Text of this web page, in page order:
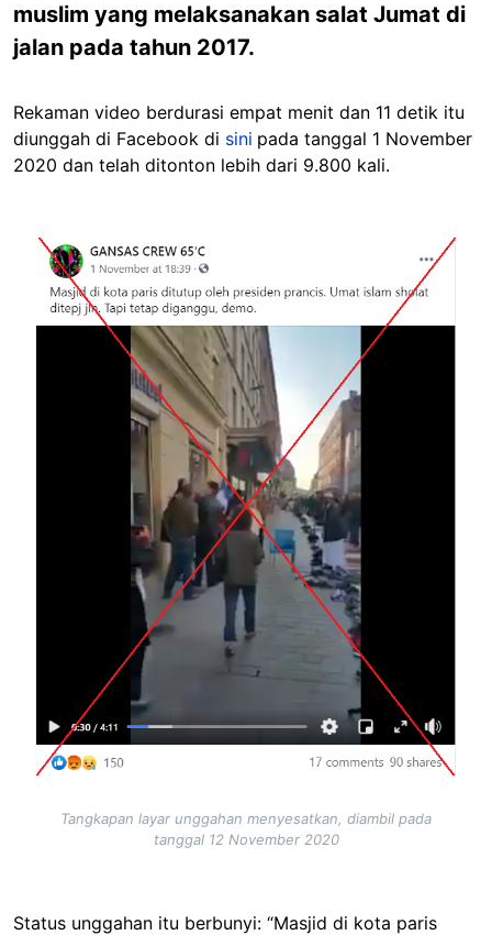
muslim yang melaksanakan salat Jumat di
jalan pada tahun 2017.
Rekaman video berdurasi empat menit dan 11 detik itu
diunggah di Facebook di sini pada tanggal 1 November
2020 dan telah ditonton lebih dari 9.800 kali.
Image
Tangkapan layar unggahan menyesatkan, diambil pada
tanggal 12 November 2020
Status unggahan itu berbunyi: “Masjid di kota paris